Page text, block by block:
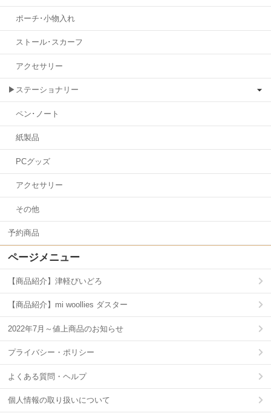
ポーチ･小物入れ
ストール･スカーフ
アクセサリー
▶ステーショナリー
ペン･ノート
紙製品
PCグッズ
アクセサリー
その他
予約商品
ページメニュー
【商品紹介】津軽びいどろ
【商品紹介】mi woollies ダスター
2022年7月～値上商品のお知らせ
プライバシー・ポリシー
よくある質問・ヘルプ
個人情報の取り扱いについて